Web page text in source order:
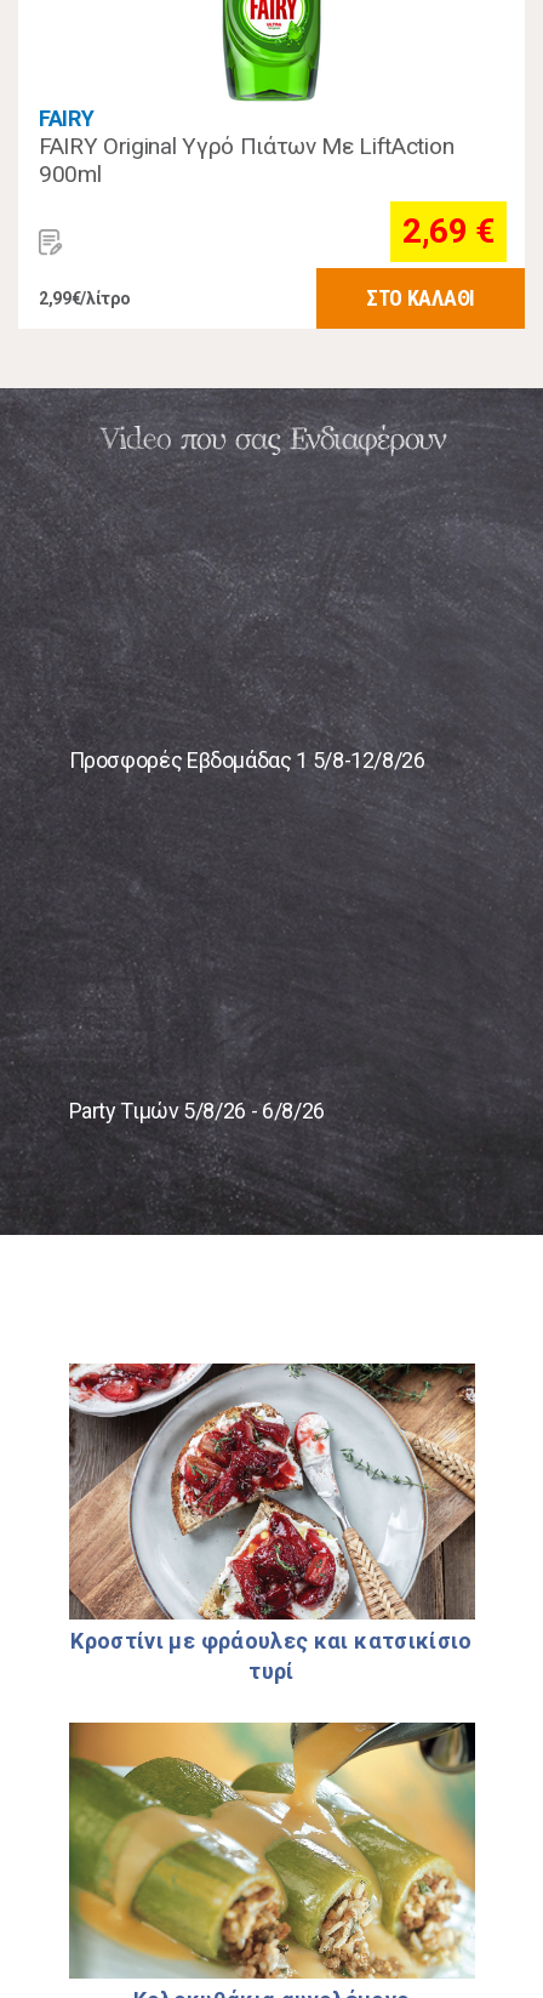
FAIRY
FAIRY Original Υγρό Πιάτων Με LiftAction
900ml
2,69 €
2,99€/λίτρο ΣΤΟ ΚΑΛΑΘΙ
Video που σας Ενδιαφέρουν
Προσφορές Εβδομάδας 1 5/8-12/8/26
Party Τιμών 5/8/26 - 6/8/26
Κροστίνι µε φράουλες και κατσικίσιο
τυρί